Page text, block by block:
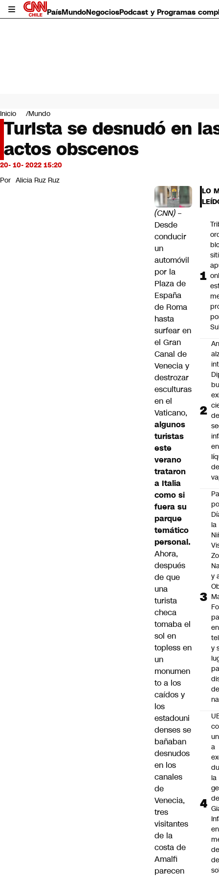
PaísMundoNegociosPodcast y Programas
Mundo
Negocios
Deportes
Programas completos
Cultura
Servicios
Bits
CNN Data
Inicio Mundo
Turista se desnudó en
actos obscenos
20- 10- 2022 15:20
Por Alicia Ruz Ruz
(CNN) –
Desde
conducir
un
automóvil
por la
Plaza de
España
de Roma
hasta
surfear en
el Gran
Canal de
Venecia y
destrozar
esculturas
en el
Vaticano,
algunos
turistas
este
verano
trataron
a Italia
como si
fuera su
parque
temático
personal.
Ahora,
después
de que
una
turista
checa
tomaba el
sol en
topless en
un
monumen
to a los
caídos y
los
estadouni
denses se
bañaban
desnudos
en los
canales
de
Venecia,
tres
visitantes
de la
costa de
Amalfi
parecen
LO
de
en
de
la
y
en
y
a
la
de
en
de